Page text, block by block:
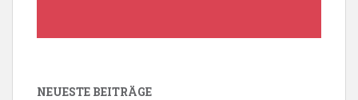
NEUESTE BEITRÄGE